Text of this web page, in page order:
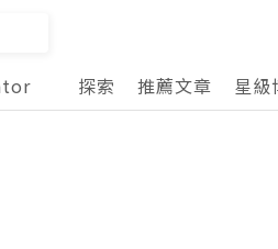
探索 推薦文章 星級